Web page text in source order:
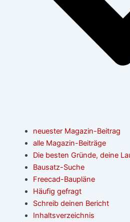
neuester Magazin-Beitrag
alle Magazin-Beiträge
Die besten Gründe, deine
Bausatz-Suche
Freecad-Baupläne
Häufig gefragt
Schreib deinen Bericht
Inhaltsverzeichnis